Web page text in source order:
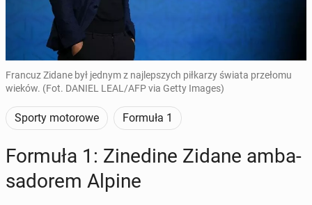
Francuz Zidane był jednym z najlepszych piłkarzy świata przełomu
wieków. (Fot. DANIEL LEAL/AFP via Getty Images)
Sporty motorowe Formuła 1
Formuła 1: Zi­ne­di­ne Zidane am­ba­
sa­do­rem Alpine